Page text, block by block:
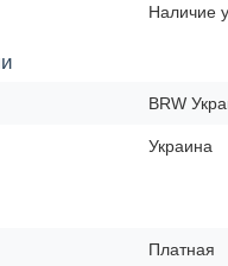
Наличие
BRW
Украина
Платная